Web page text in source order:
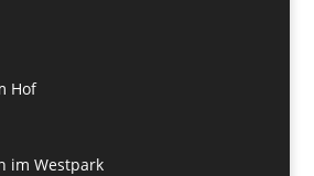
Hof
im Westpark